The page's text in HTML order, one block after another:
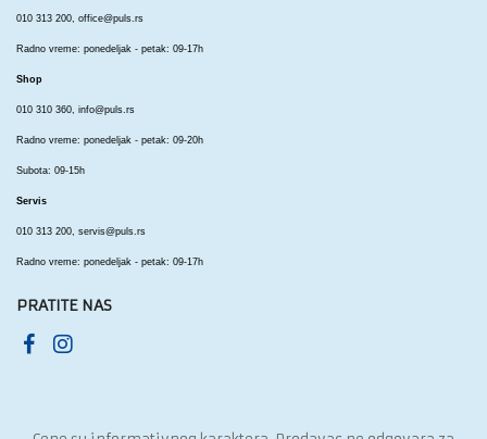
010 313 200, office@puls.rs
Radno vreme: ponedeljak - petak: 09-17h
Shop
010 310 360, info@puls.rs
Radno vreme: ponedeljak - petak: 09-20h
Subota: 09-15h
Servis
010 313 200, servis@puls.rs
Radno vreme: ponedeljak - petak: 09-17h
PRATITE NAS